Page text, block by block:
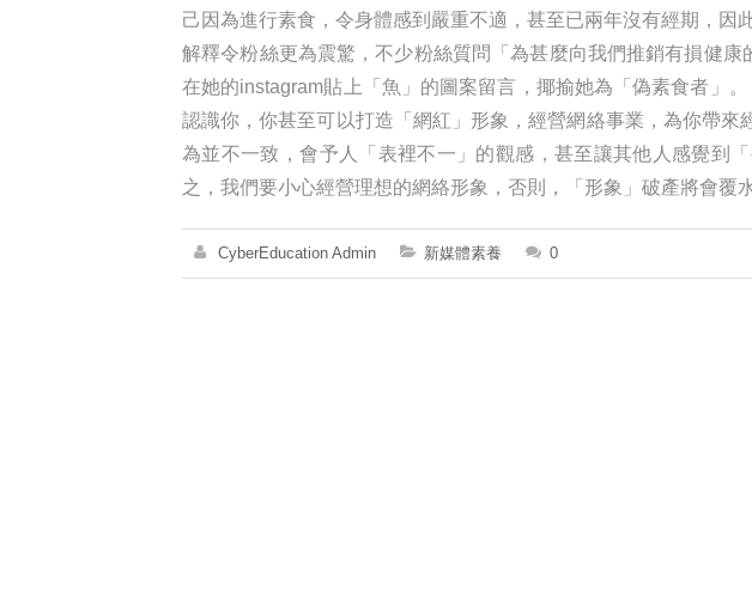
己因為進行素食，令身體感到嚴重不適，甚至已兩年沒有經期，
解釋令粉絲更為震驚，不少粉絲質問「為甚麼向我們推銷有損健
在她的instagram貼上「魚」的圖案留言，揶揄她為「偽素食者
認識你，你甚至可以打造「網紅」形象，經營網絡事業，為你帶
為並不一致，會予人「表裡不一」的觀感，甚至讓其他人感覺到
之，我們要小心經營理想的網絡形象，否則，「形象」破產將會覆水
CyberEducation Admin 新媒體素養 0